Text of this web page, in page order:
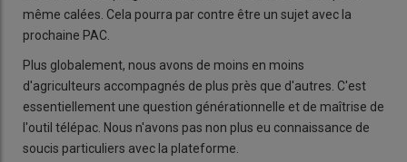
même calées. Cela pourra par contre être un sujet avec la
prochaine PAC.
Plus globalement, nous avons de moins en moins
d'agriculteurs accompagnés de plus près que d'autres. C'est
essentiellement une question générationnelle et de maîtrise de
l'outil télépac. Nous n'avons pas non plus eu connaissance de
soucis particuliers avec la plateforme.